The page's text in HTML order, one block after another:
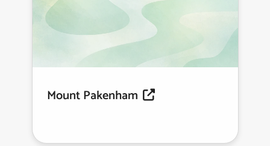
Mount Pakenham